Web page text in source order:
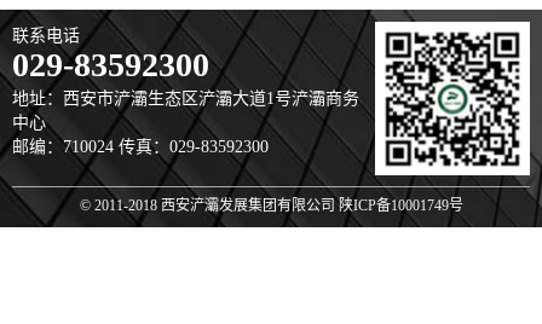
联系电话
029-83592300
地址：西安市浐灞生态区浐灞大道1号浐灞商务
中心
邮编：710024 传真：029-83592300
© 2011-2018 西安浐灞发展集团有限公司 陕ICP备10001749号